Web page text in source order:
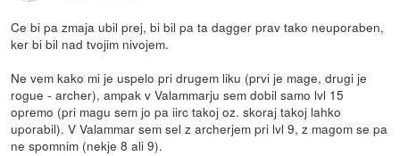
Ce bi pa zmaja ubil prej, bi bil pa ta dagger prav tako neuporaben,
ker bi bil nad tvojim nivojem.
Ne vem kako mi je uspelo pri drugem liku (prvi je mage, drugi je
rogue - archer), ampak v Valammarju sem dobil samo lvl 15
opremo (pri magu sem jo pa iirc takoj oz. skoraj takoj lahko
uporabil). V Valammar sem sel z archerjem pri lvl 9, z magom se pa
ne spomnim (nekje 8 ali 9).